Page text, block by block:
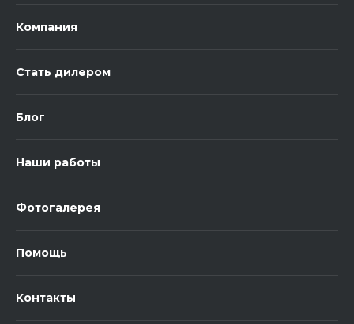
Компания
Стать дилером
Блог
Наши работы
Фотогалерея
Помощь
Контакты